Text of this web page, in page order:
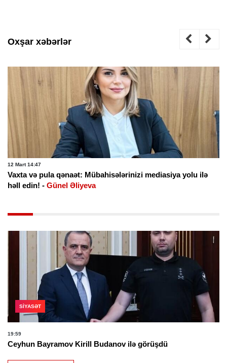
Oxşar xəbərlər
12 Mart 14:47
Vaxta və pula qənaət: Mübahisələrinizi mediasiya yolu ilə
həll edin! - Günel Əliyeva
SIYASƏT
19:59
Ceyhun Bayramov Kirill Budanov ilə görüşdü